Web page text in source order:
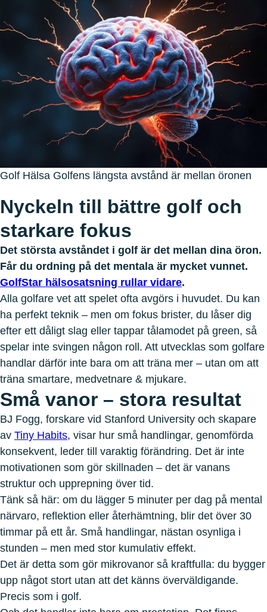
Golf Hälsa Golfens längsta avstånd är mellan öronen
Nyckeln till bättre golf och
starkare fokus
Det största avståndet i golf är det mellan dina öron.
Får du ordning på det mentala är mycket vunnet.
GolfStar hälsosatsning rullar vidare.
Alla golfare vet att spelet ofta avgörs i huvudet. Du kan
ha perfekt teknik – men om fokus brister, du låser dig
efter ett dåligt slag eller tappar tålamodet på green, så
spelar inte svingen någon roll. Att utvecklas som golfare
handlar därför inte bara om att träna mer – utan om att
träna smartare, medvetnare & mjukare.
Små vanor – stora resultat
BJ Fogg, forskare vid Stanford University och skapare
av Tiny Habits, visar hur små handlingar, genomförda
konsekvent, leder till varaktig förändring. Det är inte
motivationen som gör skillnaden – det är vanans
struktur och upprepning över tid.
Tänk så här: om du lägger 5 minuter per dag på mental
närvaro, reflektion eller återhämtning, blir det över 30
timmar på ett år. Små handlingar, nästan osynliga i
stunden – men med stor kumulativ effekt.
Det är detta som gör mikrovanor så kraftfulla: du bygger
upp något stort utan att det känns överväldigande.
Precis som i golf.